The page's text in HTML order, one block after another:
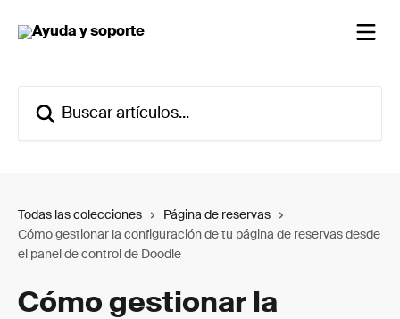
Todas las colecciones
Página de reservas
Cómo gestionar la configuración de tu página de reservas desde
el panel de control de Doodle
Cómo gestionar la